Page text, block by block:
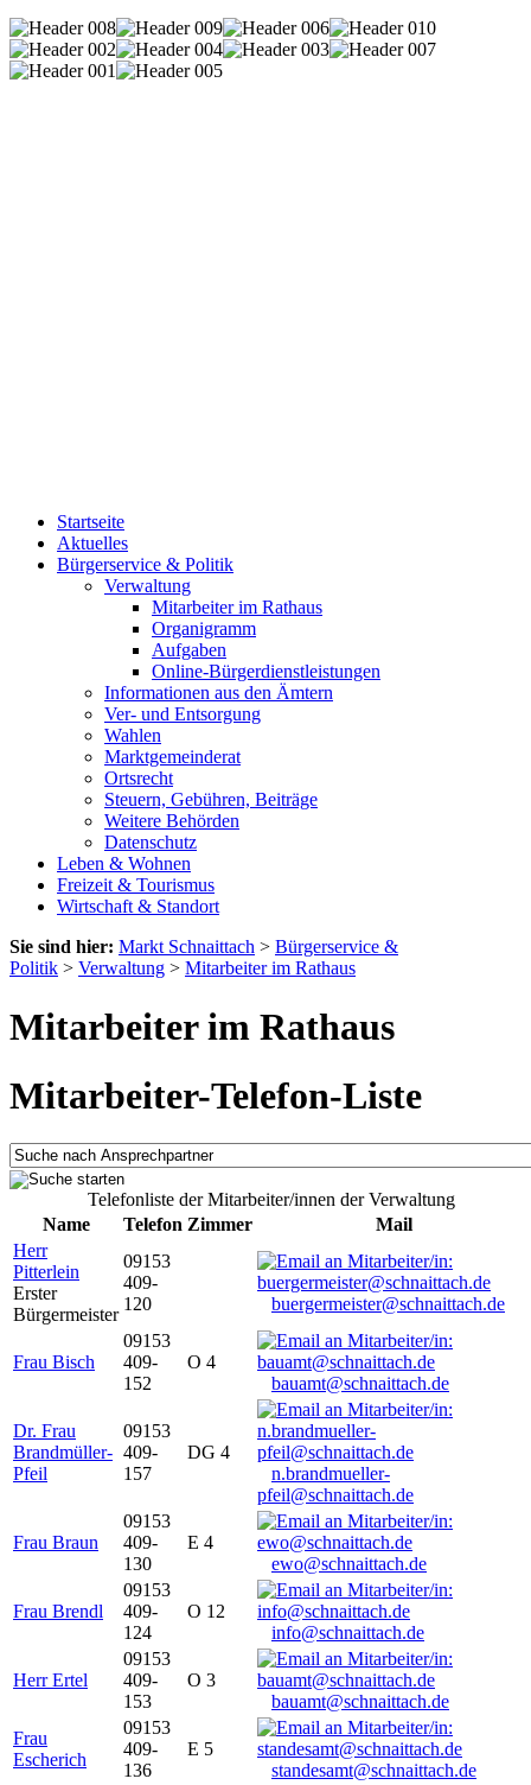
Startseite
Aktuelles
Bürgerservice & Politik
Verwaltung
Mitarbeiter im Rathaus
Organigramm
Aufgaben
Online-Bürgerdienstleistungen
Informationen aus den Ämtern
Ver- und Entsorgung
Wahlen
Marktgemeinderat
Ortsrecht
Steuern, Gebühren, Beiträge
Weitere Behörden
Datenschutz
Leben & Wohnen
Freizeit & Tourismus
Wirtschaft & Standort
Sie sind hier: Markt Schnaittach > Bürgerservice &
Politik > Verwaltung > Mitarbeiter im Rathaus
Mitarbeiter im Rathaus
Mitarbeiter-Telefon-Liste
Telefonliste der Mitarbeiter/innen der Verwaltung
Name
Telefon Zimmer
Mail
Herr
Pitterlein
Erster
Bürgermeister
09153
409-
120
buergermeister@schnaittach.de
Frau Bisch
09153
409-
152
O 4
bauamt@schnaittach.de
Dr. Frau
Brandmüller-
Pfeil
09153
409-
157
DG 4
n.brandmueller-
pfeil@schnaittach.de
Frau Braun
09153
409-
130
E 4
ewo@schnaittach.de
Frau Brendl
09153
409-
124
O 12
info@schnaittach.de
Herr Ertel
09153
409-
153
O 3
bauamt@schnaittach.de
Frau
Escherich
09153
409-
136
E 5
standesamt@schnaittach.de